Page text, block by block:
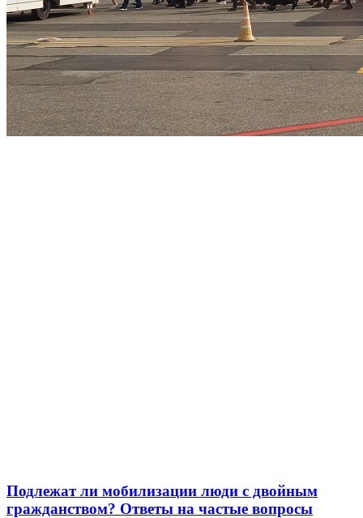
Подлежат ли мобилизации люди с двойным
гражданством? Ответы на частые вопросы